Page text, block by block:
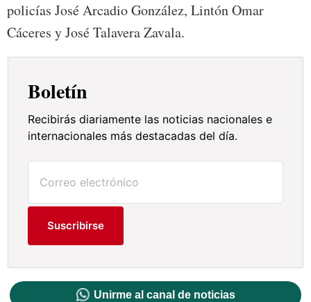
policías José Arcadio González, Lintón Omar
Cáceres y José Talavera Zavala.
Boletín
Recibirás diariamente las noticias nacionales e
internacionales más destacadas del día.
Suscribirse
Unirme al canal de noticias